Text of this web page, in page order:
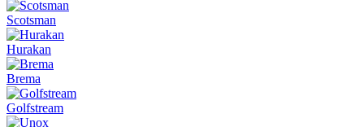
Scotsman
Hurakan
Brema
Golfstream